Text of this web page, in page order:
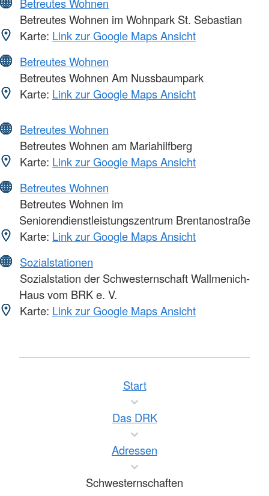
Betreutes Wohnen im Wohnpark St. Sebastian
Karte: Link zur Google Maps Ansicht
Betreutes Wohnen
Betreutes Wohnen Am Nussbaumpark
Karte: Link zur Google Maps Ansicht
Betreutes Wohnen
Betreutes Wohnen am Mariahilfberg
Karte: Link zur Google Maps Ansicht
Betreutes Wohnen
Betreutes Wohnen im
Seniorendienstleistungszentrum Brentanostraße
Karte: Link zur Google Maps Ansicht
Sozialstationen
Sozialstation der Schwesternschaft Wallmenich-
Haus vom BRK e. V.
Karte: Link zur Google Maps Ansicht
Start
Das DRK
Adressen
Schwesternschaften